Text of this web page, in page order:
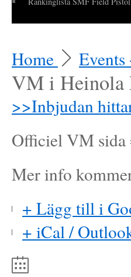
Home
VM i Heinola
>>Inbjudan
Officiel VM sida
Mer info
+ Lägg till i
+ iCal /